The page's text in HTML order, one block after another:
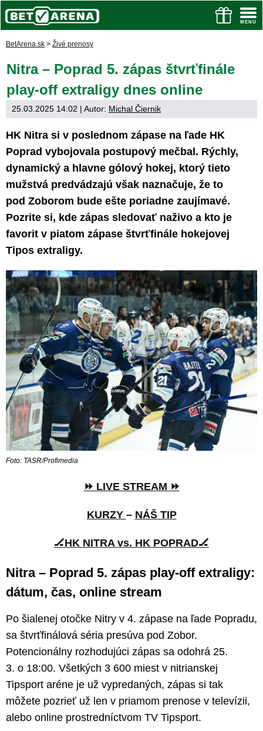
BetArena.sk > Živé prenosy
Nitra – Poprad 5. zápas štvrťfinále
play-off extraligy dnes online
25.03.2025 14:02 | Autor: Michal Čiernik
HK Nitra si v poslednom zápase na ľade HK
Poprad vybojovala postupový mečbal. Rýchly,
dynamický a hlavne gólový hokej, ktorý tieto
mužstvá predvádzajú však naznačuje, že to
pod Zoborom bude ešte poriadne zaujímavé.
Pozrite si, kde zápas sledovať naživo a kto je
favorit v piatom zápase štvrťfinále hokejovej
Tipos extraligy.
Foto: TASR/Profimedia
⏩ LIVE STREAM ⏩
KURZY – NÁŠ TIP
🏒HK NITRA vs. HK POPRAD🏒
Nitra – Poprad 5. zápas play-off extraligy:
dátum, čas, online stream
Po šialenej otočke Nitry v 4. zápase na ľade Popradu,
sa štvrťfinálová séria presúva pod Zobor.
Potencionálny rozhodujúci zápas sa odohrá 25.
3. o 18:00. Všetkých 3 600 miest v nitrianskej
Tipsport aréne je už vypredaných, zápas si tak
môžete pozrieť už len v priamom prenose v televízii,
alebo online prostredníctvom TV Tipsport.